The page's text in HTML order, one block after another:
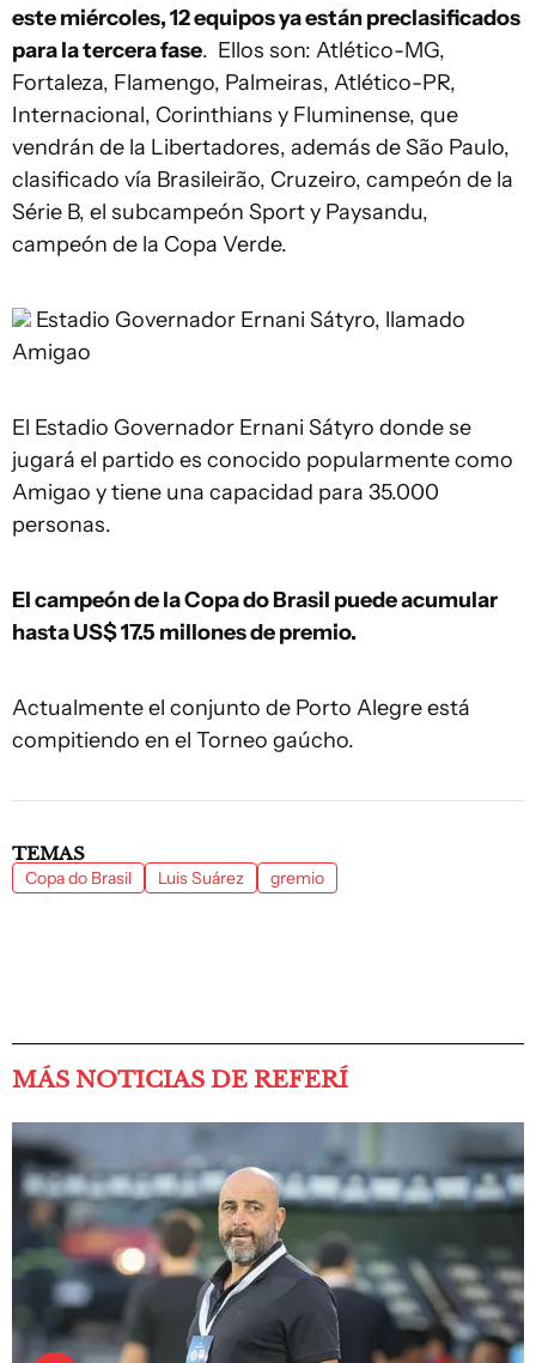
este miércoles, 12 equipos ya están preclasificados
para la tercera fase. Ellos son: Atlético-MG,
Fortaleza, Flamengo, Palmeiras, Atlético-PR,
Internacional, Corinthians y Fluminense, que
vendrán de la Libertadores, además de São Paulo,
clasificado vía Brasileirão, Cruzeiro, campeón de la
Série B, el subcampeón Sport y Paysandu,
campeón de la Copa Verde.
Estadio Governador Ernani Sátyro, llamado
Amigao
El Estadio Governador Ernani Sátyro donde se
jugará el partido es conocido popularmente como
Amigao y tiene una capacidad para 35.000
personas.
El campeón de la Copa do Brasil puede acumular
hasta US$ 17.5 millones de premio.
Actualmente el conjunto de Porto Alegre está
compitiendo en el Torneo gaúcho.
TEMAS
Copa do Brasil Luis Suárez gremio
MÁS NOTICIAS DE REFERÍ